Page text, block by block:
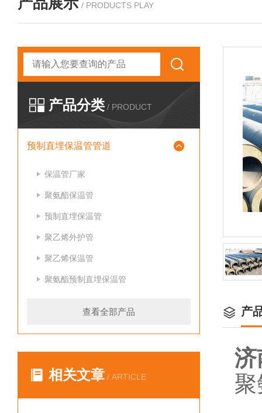
/ PRODUCTS PLAY
产品分类 / PRODUCT
预制直埋保温管管道
保温管厂家
聚氨酯保温管
预制直埋保温管
聚乙烯外护管
聚乙烯保温管
聚氨酯预制直埋保温管
查看全部产品
相关文章 / ARTICLE
产
济